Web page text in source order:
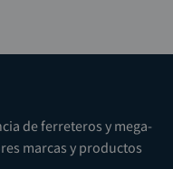
de ferreteros y mega-
marcas y productos